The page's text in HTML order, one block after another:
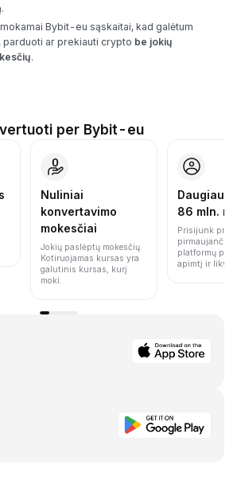
Bybit-eu sąskaitai, kad galėtum
ar prekiauti crypto be jokių
.
per Bybit-eu
Nuliniai
konvertavimo
mokesčiai
Jokių paslėptų mokesčių.
Kotiruojamas kursas yra
galutinis kursas, kurį
moki.
Daugiau
86 mln.
Prisijunk prie
pirmaujančių
platformų
apimtį ir